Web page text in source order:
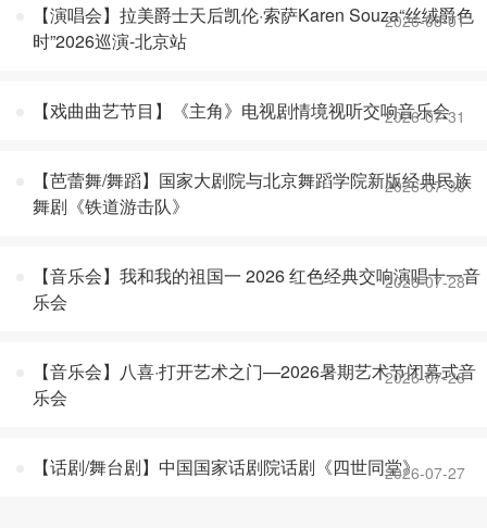
【演唱会】拉美爵士天后凯伦·索萨Karen Souza“丝绒爵色
时”2026巡演-北京站
2026-08-01
【戏曲曲艺节目】《主角》电视剧情境视听交响音乐会
2026-07-31
【芭蕾舞/舞蹈】国家大剧院与北京舞蹈学院新版经典民族
舞剧《铁道游击队》
2026-07-30
【音乐会】我和我的祖国一 2026 红色经典交响演唱十一音
乐会
2026-07-28
【音乐会】八喜·打开艺术之门—2026暑期艺术节闭幕式音
乐会
2026-07-28
【话剧/舞台剧】中国国家话剧院话剧《四世同堂》2026-07-27